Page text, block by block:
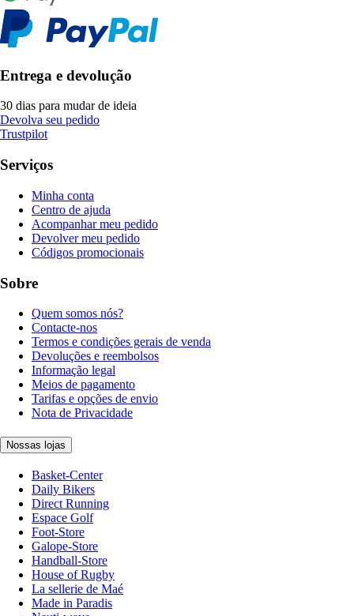
Entrega e devolução
30 dias para mudar de ideia
Devolva seu pedido
Trustpilot
Serviços
Minha conta
Centro de ajuda
Acompanhar meu pedido
Devolver meu pedido
Códigos promocionais
Sobre
Quem somos nós?
Contacte-nos
Termos e condições gerais de venda
Devoluções e reembolsos
Informação legal
Meios de pagamento
Tarifas e opções de envio
Nota de Privacidade
Nossas lojas
Basket-Center
Daily Bikers
Direct Running
Espace Golf
Foot-Store
Galope-Store
Handball-Store
House of Rugby
La sellerie de Maé
Made in Paradis